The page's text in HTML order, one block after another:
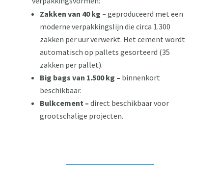
Zakken van 40 kg – geproduceerd met een
moderne verpakkingslijn die circa 1.300
zakken per uur verwerkt. Het cement wordt
automatisch op pallets gesorteerd (35
zakken per pallet).
Big bags van 1.500 kg – binnenkort
beschikbaar.
Bulkcement – direct beschikbaar voor
grootschalige projecten.